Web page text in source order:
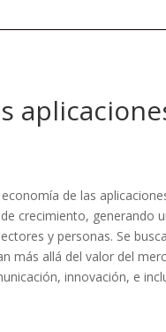
de las
crecimiento, generando
y personas. Se
más allá del valor del
innovación, e